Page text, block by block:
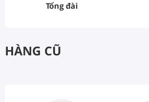
Tổng đài
HÀNG CŨ